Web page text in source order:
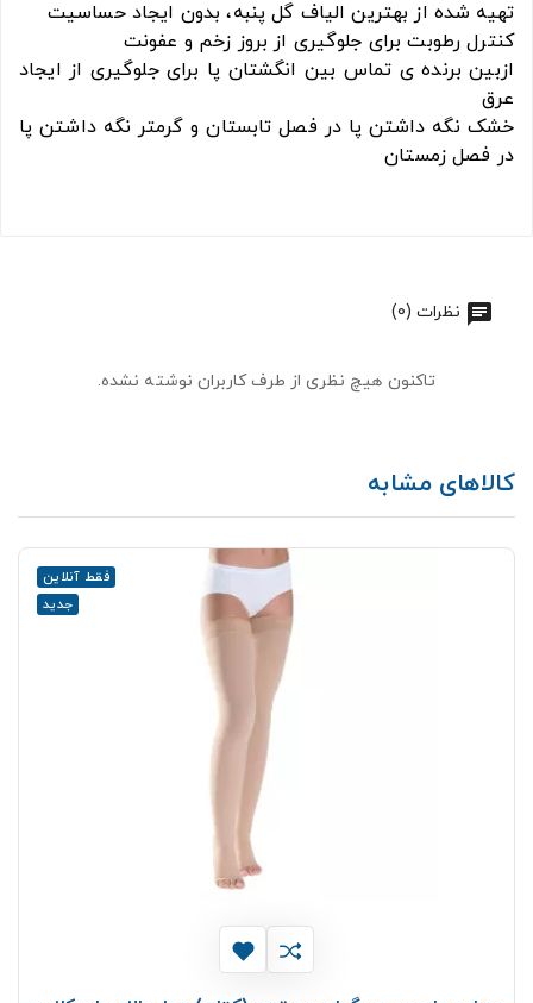
تهیه شده از بهترین الیاف گل پنبه، بدون ایجاد حساسیت
کنترل رطوبت برای جلوگیری از بروز زخم و عفونت
ازبین برنده ی تماس بین انگشتان پا برای جلوگیری از ایجاد
عرق
خشک نگه داشتن پا در فصل تابستان و گرمتر نگه داشتن پا
در فصل زمستان
نظرات (0)
تاکنون هیچ نظری از طرف کاربران نوشته نشده.
کالاهای مشابه
فقط آنلاین
جدید